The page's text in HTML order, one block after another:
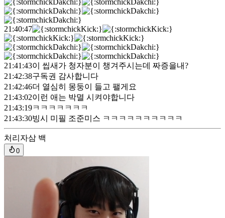
21:40:47
21:41:43이 씹새가 청자분이 챙겨주시는데 짜증을내?
21:42:38구독권 감사합니다
21:42:46더 열심히 몽둥이 들고 팰게요
21:43:02이런 애는 박멸 시켜야합니다
21:43:19ㅋㅋㅋㅋㅋㅋㅋ
21:43:30빙시 미필 조준미스 ㅋㅋㅋㅋㅋㅋㅋㅋㅋㅋ
처리자삼 백
0